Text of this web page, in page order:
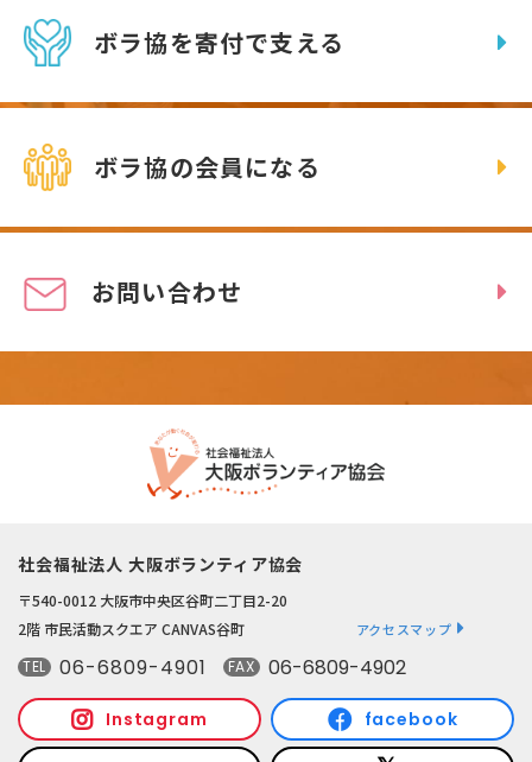
ボラ協を寄付で支える
ボラ協の会員になる
お問い合わせ
社会福祉法人 大阪ボランティア協会
〒540-0012 大阪市中央区谷町二丁目2-20
2階 市民活動スクエア CANVAS谷町
アクセスマップ
TEL 06-6809-4901 FAX 06-6809-4902
Instagram facebook